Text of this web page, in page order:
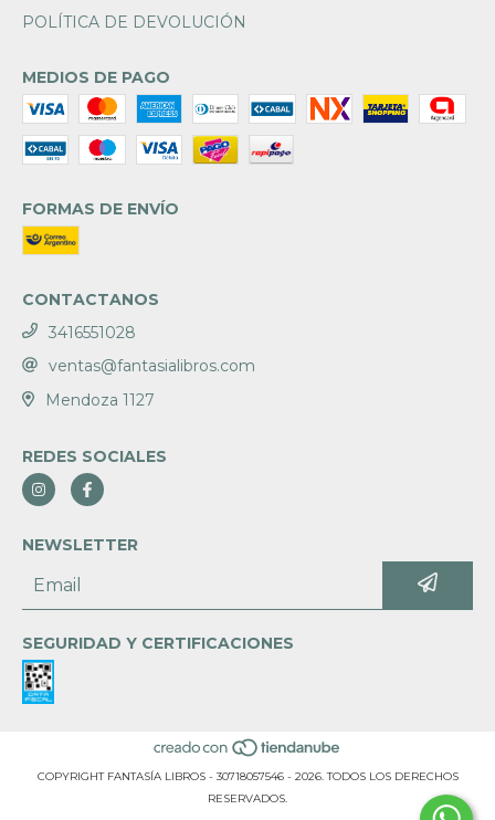
POLÍTICA DE DEVOLUCIÓN
MEDIOS DE PAGO
FORMAS DE ENVÍO
CONTACTANOS
3416551028
ventas@fantasialibros.com
Mendoza 1127
REDES SOCIALES
NEWSLETTER
SEGURIDAD Y CERTIFICACIONES
COPYRIGHT FANTASÍA LIBROS - 30718057546 - 2026. TODOS LOS DERECHOS
RESERVADOS.